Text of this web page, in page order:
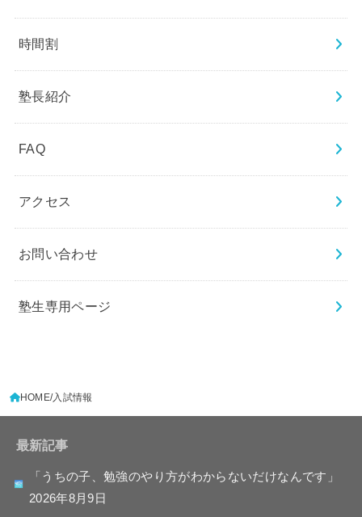
時間割
塾長紹介
FAQ
アクセス
お問い合わせ
塾生専用ページ
HOME 入試情報
最新記事
「うちの子、勉強のやり方がわからないだけなんです」
2026年8月9日